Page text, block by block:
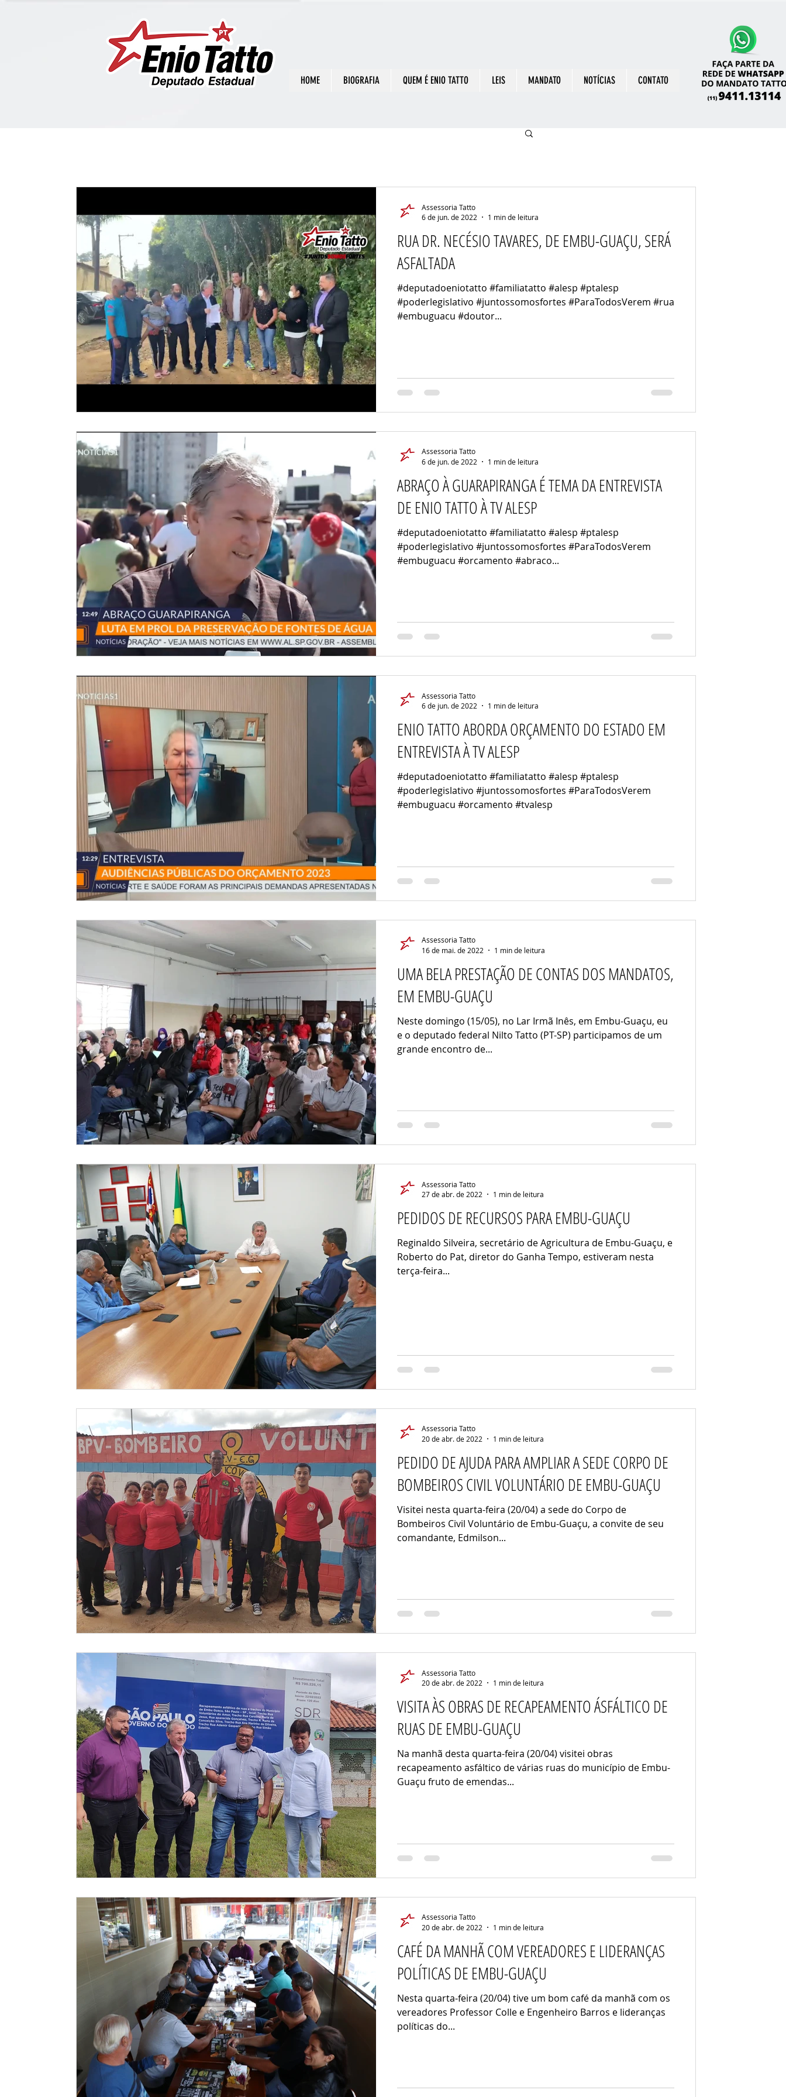
HOME BIOGRAFIA QUEM É ENIO TATTO LEIS MANDATO NOTÍCIAS CONTATO
RUA DR. NECÉSIO TAVARES, DE EMBU-GUAÇU, SERÁ
ASFALTADA
#deputadoeniotatto #familiatatto #alesp #ptalesp
#poderlegislativo #juntossomosfortes #ParaTodosVerem #rua
#embuguacu #doutor...
Assessoria Tatto
6 de jun. de 2022
1 min de leitura
ABRAÇO À GUARAPIRANGA É TEMA DA ENTREVISTA
DE ENIO TATTO À TV ALESP
#deputadoeniotatto #familiatatto #alesp #ptalesp
#poderlegislativo #juntossomosfortes #ParaTodosVerem
#embuguacu #orcamento #abraco...
Assessoria Tatto
6 de jun. de 2022
1 min de leitura
ENIO TATTO ABORDA ORÇAMENTO DO ESTADO EM
ENTREVISTA À TV ALESP
#deputadoeniotatto #familiatatto #alesp #ptalesp
#poderlegislativo #juntossomosfortes #ParaTodosVerem
#embuguacu #orcamento #tvalesp
Assessoria Tatto
6 de jun. de 2022
1 min de leitura
UMA BELA PRESTAÇÃO DE CONTAS DOS MANDATOS,
EM EMBU-GUAÇU
Neste domingo (15/05), no Lar Irmã Inês, em Embu-Guaçu, eu
e o deputado federal Nilto Tatto (PT-SP) participamos de um
grande encontro de...
Assessoria Tatto
16 de mai. de 2022
1 min de leitura
PEDIDOS DE RECURSOS PARA EMBU-GUAÇU
Reginaldo Silveira, secretário de Agricultura de Embu-Guaçu, e
Roberto do Pat, diretor do Ganha Tempo, estiveram nesta
terça-feira...
Assessoria Tatto
27 de abr. de 2022
1 min de leitura
PEDIDO DE AJUDA PARA AMPLIAR A SEDE CORPO DE
BOMBEIROS CIVIL VOLUNTÁRIO DE EMBU-GUAÇU
Visitei nesta quarta-feira (20/04) a sede do Corpo de
Bombeiros Civil Voluntário de Embu-Guaçu, a convite de seu
comandante, Edmilson...
Assessoria Tatto
20 de abr. de 2022
1 min de leitura
VISITA ÀS OBRAS DE RECAPEAMENTO ÁSFÁLTICO DE
RUAS DE EMBU-GUAÇU
Na manhã desta quarta-feira (20/04) visitei obras
recapeamento asfáltico de várias ruas do município de Embu-
Guaçu fruto de emendas...
Assessoria Tatto
20 de abr. de 2022
1 min de leitura
CAFÉ DA MANHÃ COM VEREADORES E LIDERANÇAS
POLÍTICAS DE EMBU-GUAÇU
Nesta quarta-feira (20/04) tive um bom café da manhã com os
vereadores Professor Colle e Engenheiro Barros e lideranças
políticas do...
Assessoria Tatto
20 de abr. de 2022
1 min de leitura